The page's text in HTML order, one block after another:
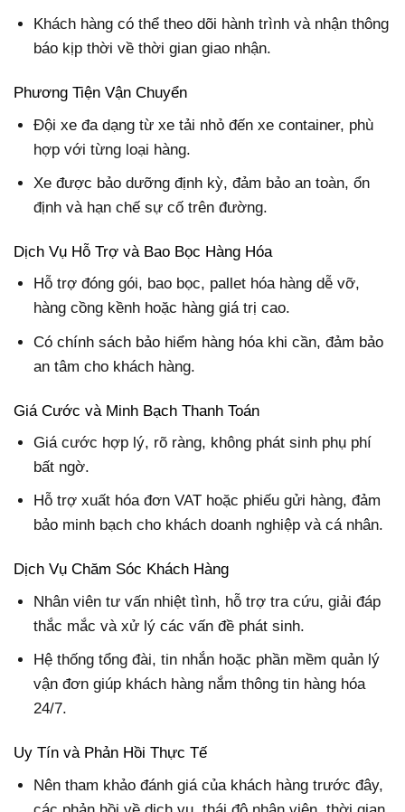
Khách hàng có thể theo dõi hành trình và nhận thông
báo kịp thời về thời gian giao nhận.
Phương Tiện Vận Chuyển
Đội xe đa dạng từ xe tải nhỏ đến xe container, phù
hợp với từng loại hàng.
Xe được bảo dưỡng định kỳ, đảm bảo an toàn, ổn
định và hạn chế sự cố trên đường.
Dịch Vụ Hỗ Trợ và Bao Bọc Hàng Hóa
Hỗ trợ đóng gói, bao bọc, pallet hóa hàng dễ vỡ,
hàng cồng kềnh hoặc hàng giá trị cao.
Có chính sách bảo hiểm hàng hóa khi cần, đảm bảo
an tâm cho khách hàng.
Giá Cước và Minh Bạch Thanh Toán
Giá cước hợp lý, rõ ràng, không phát sinh phụ phí
bất ngờ.
Hỗ trợ xuất hóa đơn VAT hoặc phiếu gửi hàng, đảm
bảo minh bạch cho khách doanh nghiệp và cá nhân.
Dịch Vụ Chăm Sóc Khách Hàng
Nhân viên tư vấn nhiệt tình, hỗ trợ tra cứu, giải đáp
thắc mắc và xử lý các vấn đề phát sinh.
Hệ thống tổng đài, tin nhắn hoặc phần mềm quản lý
vận đơn giúp khách hàng nắm thông tin hàng hóa
24/7.
Uy Tín và Phản Hồi Thực Tế
Nên tham khảo đánh giá của khách hàng trước đây,